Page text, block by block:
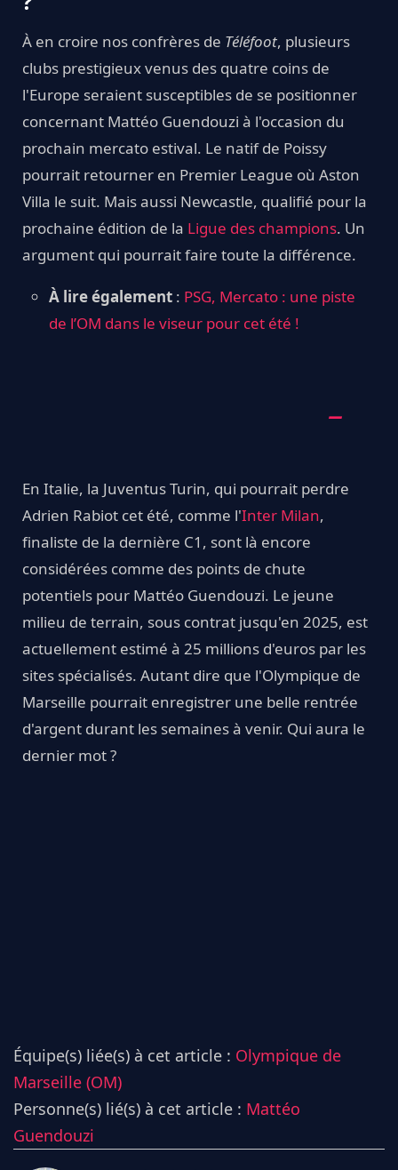
À en croire nos confrères de Téléfoot, plusieurs
clubs prestigieux venus des quatre coins de
l'Europe seraient susceptibles de se positionner
concernant Mattéo Guendouzi à l'occasion du
prochain mercato estival. Le natif de Poissy
pourrait retourner en Premier League où Aston
Villa le suit. Mais aussi Newcastle, qualifié pour la
prochaine édition de la Ligue des champions. Un
argument qui pourrait faire toute la différence.
À lire également : PSG, Mercato : une piste
de l’OM dans le viseur pour cet été !
En Italie, la Juventus Turin, qui pourrait perdre
Adrien Rabiot cet été, comme l'Inter Milan,
finaliste de la dernière C1, sont là encore
considérées comme des points de chute
potentiels pour Mattéo Guendouzi. Le jeune
milieu de terrain, sous contrat jusqu'en 2025, est
actuellement estimé à 25 millions d'euros par les
sites spécialisés. Autant dire que l'Olympique de
Marseille pourrait enregistrer une belle rentrée
d'argent durant les semaines à venir. Qui aura le
dernier mot ?
Équipe(s) liée(s) à cet article : Olympique de
Marseille (OM)
Personne(s) lié(s) à cet article : Mattéo
Guendouzi